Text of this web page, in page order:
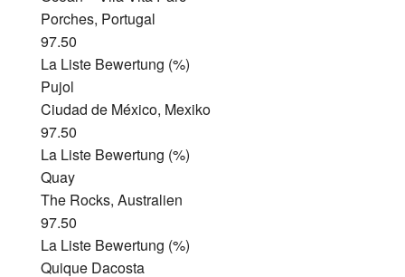
Porches, Portugal
97.50
La Liste Bewertung (%)
Pujol
Ciudad de México, Mexiko
97.50
La Liste Bewertung (%)
Quay
The Rocks, Australien
97.50
La Liste Bewertung (%)
Quique Dacosta